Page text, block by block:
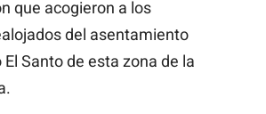
que acogieron a los
del asentamiento
Santo de esta zona de la